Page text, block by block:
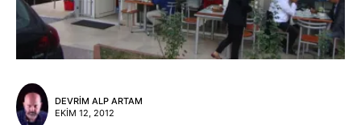
DEVRIM ALP ARTAM
EKIM 12, 2012